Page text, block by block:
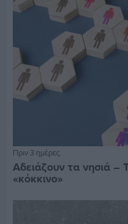
Πριν 3 ημέρες
Αδειάζουν τα νησιά –
«κόκκινο»